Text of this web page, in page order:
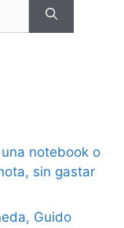
notebook o
sin gastar
Guido